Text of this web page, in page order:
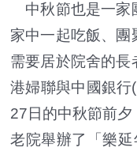
中秋節也是一家
家中一起吃飯、團
需要居於院舍的長
港婦聯與中國銀行
27日的中秋節前
老院舉辦了「樂延